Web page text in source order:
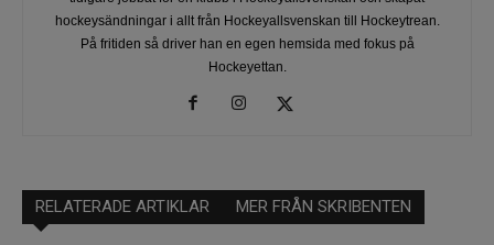
hockeysändningar i allt från Hockeyallsvenskan till Hockeytrean.
På fritiden så driver han en egen hemsida med fokus på
Hockeyettan.
RELATERADE ARTIKLAR MER FRÅN SKRIBENTEN